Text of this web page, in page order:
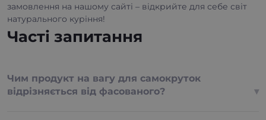
замовлення на нашому сайті – відкрийте для себе світ
натурального куріння!
Часті запитання
Чим продукт на вагу для самокруток
відрізняється від фасованого?